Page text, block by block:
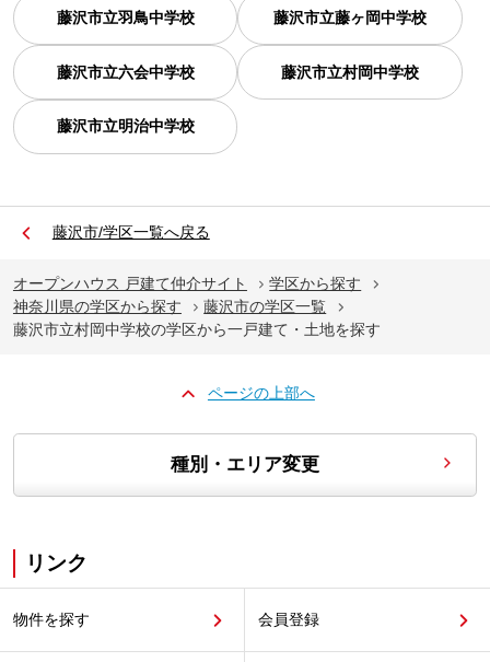
藤沢市立羽鳥中学校 藤沢市立藤ヶ岡中学校
藤沢市立六会中学校 藤沢市立村岡中学校
藤沢市立明治中学校
藤沢市/学区一覧へ戻る
オープンハウス 戸建て仲介サイト
学区から探す
神奈川県の学区から探す
藤沢市の学区一覧
藤沢市立村岡中学校の学区から一戸建て・土地を探す
ページの上部へ
種別・エリア変更
リンク
物件を探す 会員登録